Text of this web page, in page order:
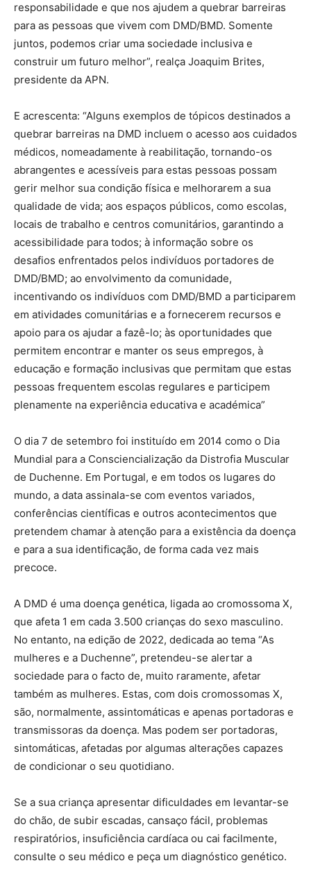
responsabilidade e que nos ajudem a quebrar barreiras
para as pessoas que vivem com DMD/BMD. Somente
juntos, podemos criar uma sociedade inclusiva e
construir um futuro melhor”, realça Joaquim Brites,
presidente da APN.
E acrescenta: “Alguns exemplos de tópicos destinados a
quebrar barreiras na DMD incluem o acesso aos cuidados
médicos, nomeadamente à reabilitação, tornando-os
abrangentes e acessíveis para estas pessoas possam
gerir melhor sua condição física e melhorarem a sua
qualidade de vida; aos espaços públicos, como escolas,
locais de trabalho e centros comunitários, garantindo a
acessibilidade para todos; à informação sobre os
desafios enfrentados pelos indivíduos portadores de
DMD/BMD; ao envolvimento da comunidade,
incentivando os indivíduos com DMD/BMD a participarem
em atividades comunitárias e a fornecerem recursos e
apoio para os ajudar a fazê-lo; às oportunidades que
permitem encontrar e manter os seus empregos, à
educação e formação inclusivas que permitam que estas
pessoas frequentem escolas regulares e participem
plenamente na experiência educativa e académica”
O dia 7 de setembro foi instituído em 2014 como o Dia
Mundial para a Consciencialização da Distrofia Muscular
de Duchenne. Em Portugal, e em todos os lugares do
mundo, a data assinala-se com eventos variados,
conferências científicas e outros acontecimentos que
pretendem chamar à atenção para a existência da doença
e para a sua identificação, de forma cada vez mais
precoce.
A DMD é uma doença genética, ligada ao cromossoma X,
que afeta 1 em cada 3.500 crianças do sexo masculino.
No entanto, na edição de 2022, dedicada ao tema “As
mulheres e a Duchenne”, pretendeu-se alertar a
sociedade para o facto de, muito raramente, afetar
também as mulheres. Estas, com dois cromossomas X,
são, normalmente, assintomáticas e apenas portadoras e
transmissoras da doença. Mas podem ser portadoras,
sintomáticas, afetadas por algumas alterações capazes
de condicionar o seu quotidiano.
Se a sua criança apresentar dificuldades em levantar-se
do chão, de subir escadas, cansaço fácil, problemas
respiratórios, insuficiência cardíaca ou cai facilmente,
consulte o seu médico e peça um diagnóstico genético.